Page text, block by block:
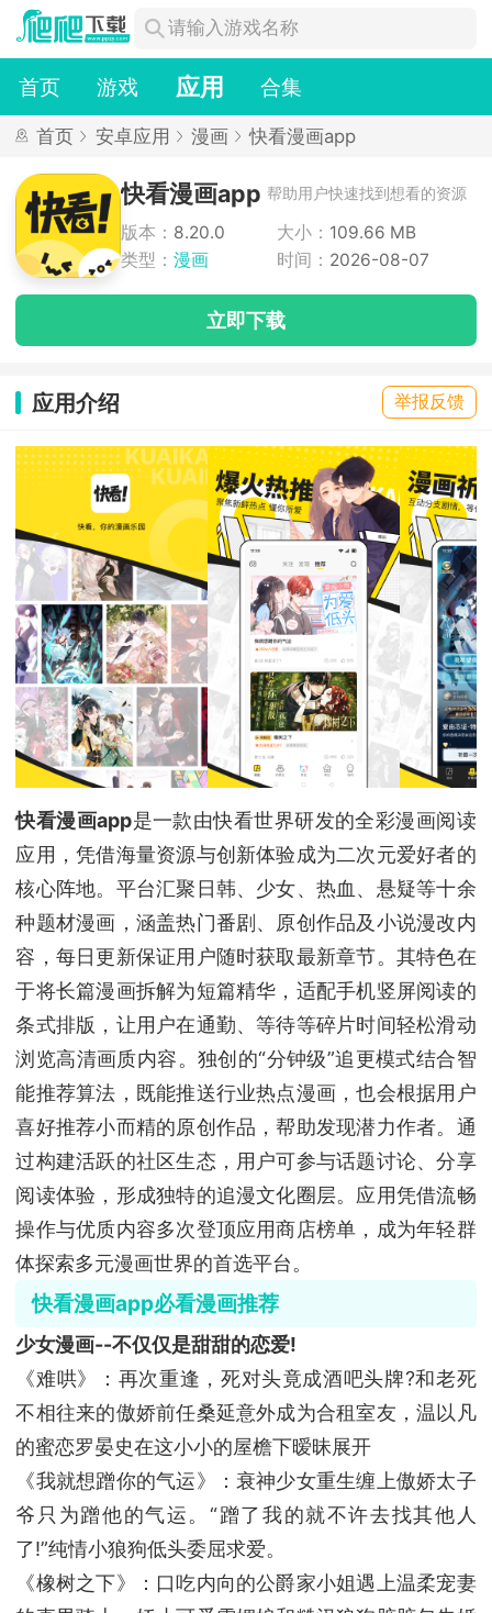
首页 游戏 应用 合集
首页 安卓应用 漫画 快看漫画app
快看漫画app 帮助用户快速找到想看的资源
版本： 8.20.0 大小： 109.66 MB
类型： 漫画 时间： 2026-08-07
立即下载
应用介绍 举报反馈
快看漫画app是一款由快看世界研发的全彩漫画阅读
应用，凭借海量资源与创新体验成为二次元爱好者的
核心阵地。平台汇聚日韩、少女、热血、悬疑等十余
种题材漫画，涵盖热门番剧、原创作品及小说漫改内
容，每日更新保证用户随时获取最新章节。其特色在
于将长篇漫画拆解为短篇精华，适配手机竖屏阅读的
条式排版，让用户在通勤、等待等碎片时间轻松滑动
浏览高清画质内容。独创的“分钟级”追更模式结合智
能推荐算法，既能推送行业热点漫画，也会根据用户
喜好推荐小而精的原创作品，帮助发现潜力作者。通
过构建活跃的社区生态，用户可参与话题讨论、分享
阅读体验，形成独特的追漫文化圈层。应用凭借流畅
操作与优质内容多次登顶应用商店榜单，成为年轻群
体探索多元漫画世界的首选平台。
快看漫画app必看漫画推荐
少女漫画--不仅仅是甜甜的恋爱!
《难哄》：再次重逢，死对头竟成酒吧头牌?和老死
不相往来的傲娇前任桑延意外成为合租室友，温以凡
的蜜恋罗晏史在这小小的屋檐下暧昧展开
《我就想蹭你的气运》：衰神少女重生缠上傲娇太子
爷只为蹭他的气运。“蹭了我的就不许去找其他人
了!”纯情小狼狗低头委屈求爱。
《橡树之下》：口吃内向的公爵家小姐遇上温柔宠妻